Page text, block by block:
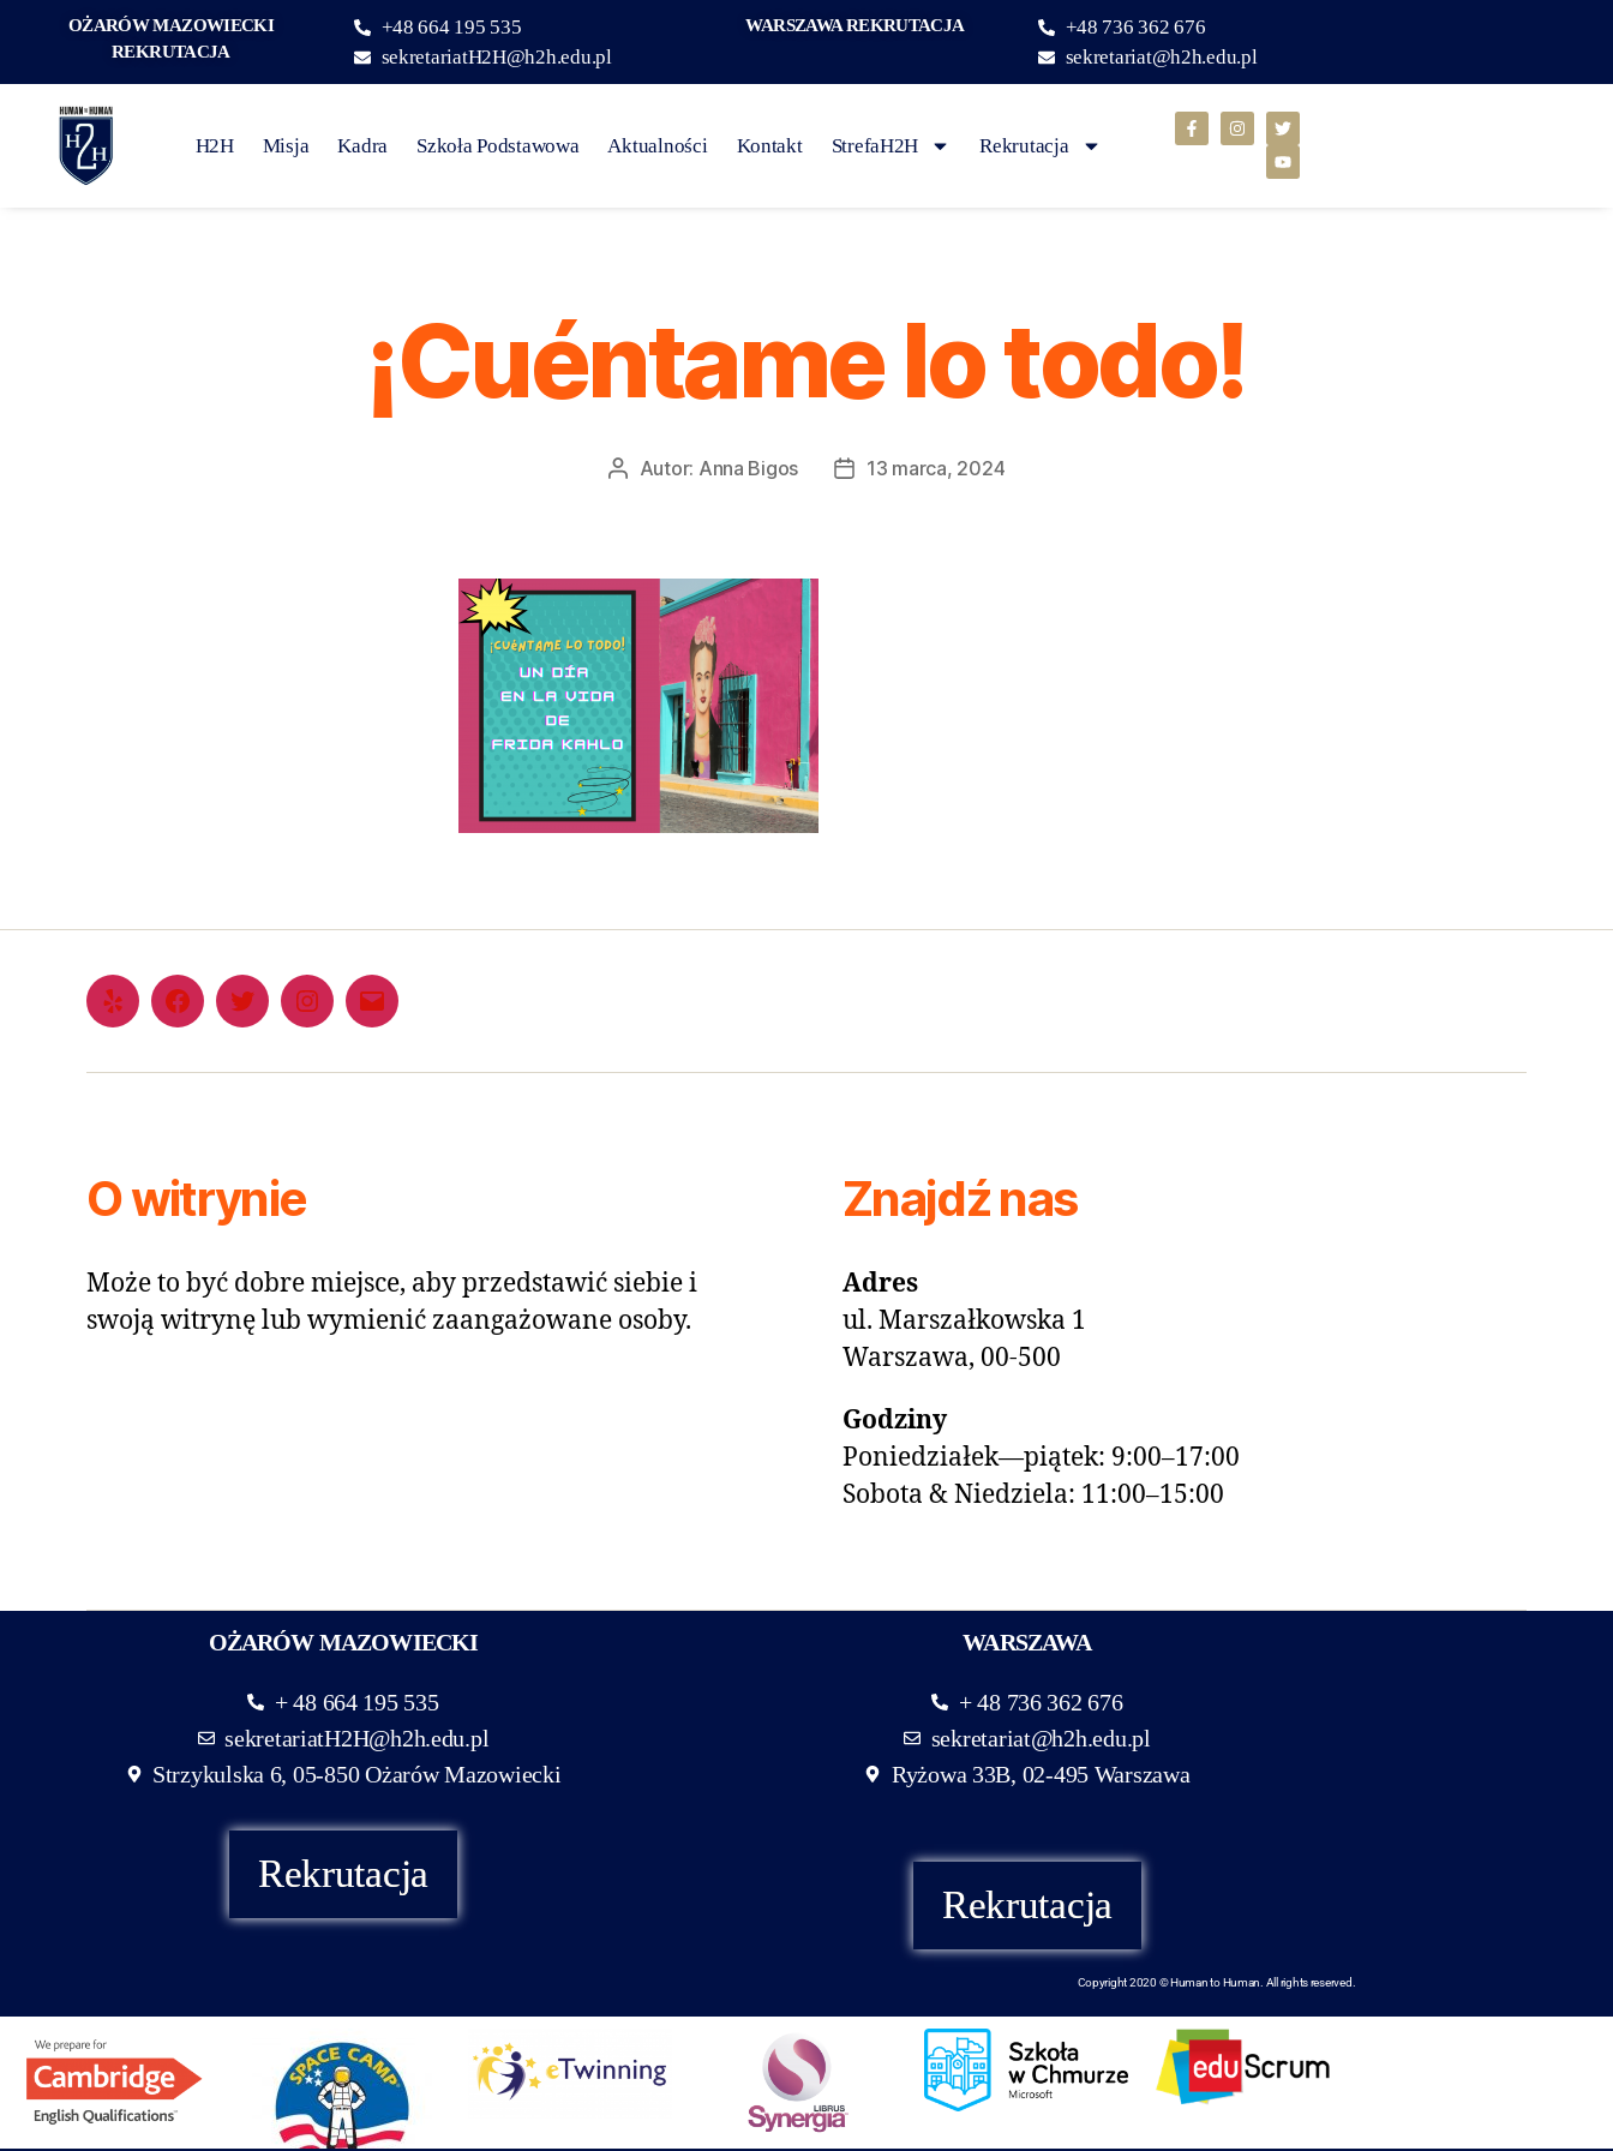
OŻARÓW MAZOWIECKI
REKRUTACJA
+48 664 195 535
sekretariatH2H@h2h.edu.pl
WARSZAWA REKRUTACJA
+48 736 362 676
sekretariat@h2h.edu.pl
H2H Misja Kadra Szkoła Podstawowa Aktualności Kontakt StrefaH2H Rekrutacja
¡Cuéntame lo todo!
Autor: Anna Bigos 13 marca, 2024
O witrynie
Może to być dobre miejsce, aby przedstawić siebie i
swoją witrynę lub wymienić zaangażowane osoby.
Znajdź nas
Adres
ul. Marszałkowska 1
Warszawa, 00-500
Godziny
Poniedziałek—piątek: 9:00–17:00
Sobota & Niedziela: 11:00–15:00
OŻARÓW MAZOWIECKI
+ 48 664 195 535
sekretariatH2H@h2h.edu.pl
Strzykulska 6, 05-850 Ożarów Mazowiecki
Rekrutacja
WARSZAWA
+ 48 736 362 676
sekretariat@h2h.edu.pl
Ryżowa 33B, 02-495 Warszawa
Rekrutacja
Copyright 2020 © Human to Human. All rights reserved.